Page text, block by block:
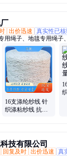
出价迅速 真实性已
用绳子、地毯专用绳子
棉合股线
16支涤纶纱线 针
织涤粘纱线 抗起
技有限公司
回复及时 出价迅速
真